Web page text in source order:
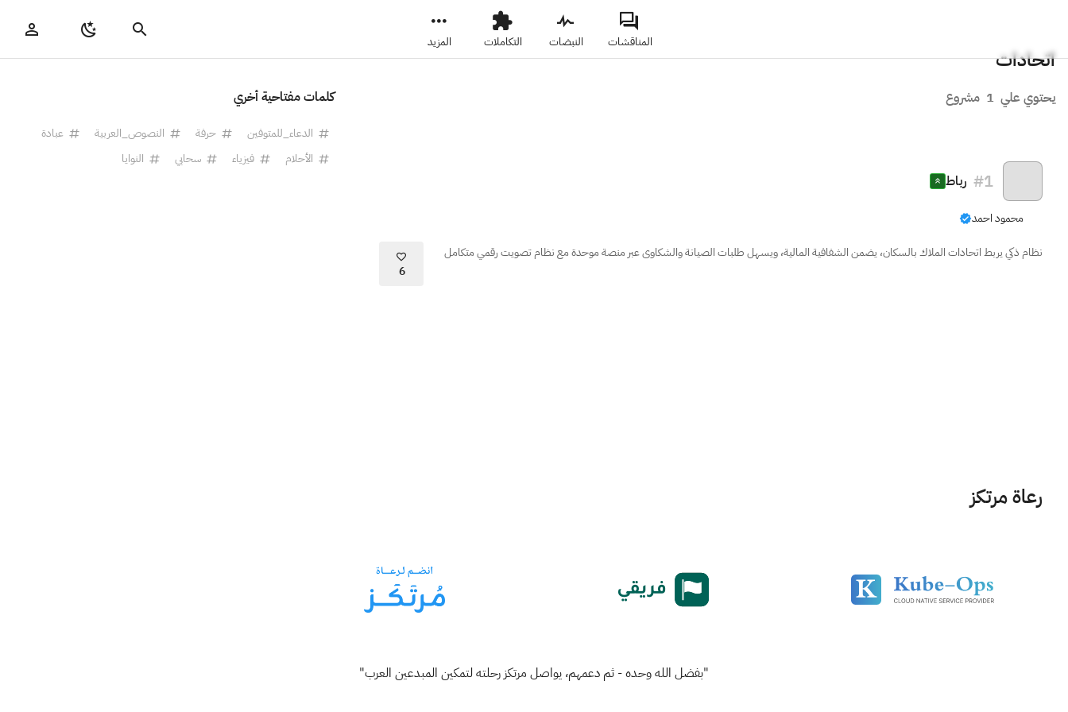
المناقشات النبضات التكاملات المزيد
اتحادات
يحتوي علي 1 مشروع
#1 رباط
محمود احمد
نظام ذكي يربط اتحادات الملاك بالسكان، يضمن الشفافية المالية، ويسهل طلبات الصيانة والشكاوى عبر منصة موحدة مع نظام تصويت رقمي متكامل
6
كلمات مفتاحية أخري
الدعاء_للمتوفين حرفة النصوص_العربية
عبادة
الأحلام
فيزياء سحابي النوايا
رعاة مرتكز
"بفضل الله وحده - ثم دعمهم، يواصل مرتكز رحلته لتمكين المبدعين العرب"